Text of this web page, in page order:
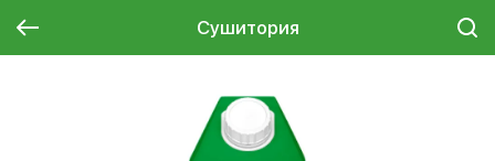
Сушитория